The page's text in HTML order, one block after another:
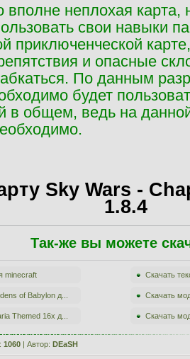
вполне неплохая карта,
свои навыки
приключенческой
и опасные
По данным
будет
в общем, ведь на
Sky Wars -
1.8.4
Так-же вы можете
minecraft Скачать
of Babylon д... Скачать
Themed 16x д... Скачать
1060 | Автор: DEaSH